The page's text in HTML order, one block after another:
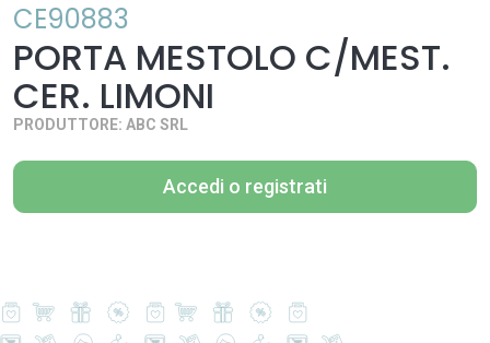
CE90883
PORTA MESTOLO C/MEST.
CER. LIMONI
PRODUTTORE: ABC SRL
Accedi o registrati